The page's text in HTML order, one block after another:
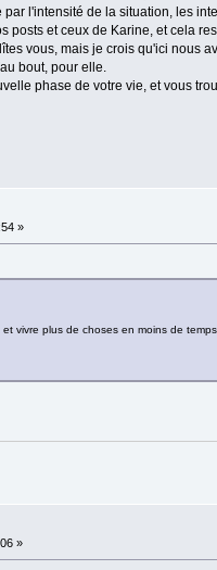
l'intensité de la situation, les
posts et ceux de Karine, et cela
vous, mais je crois qu'ici nous
bout, pour elle.
phase de votre vie, et vous
»
vivre plus de choses en moins de
»